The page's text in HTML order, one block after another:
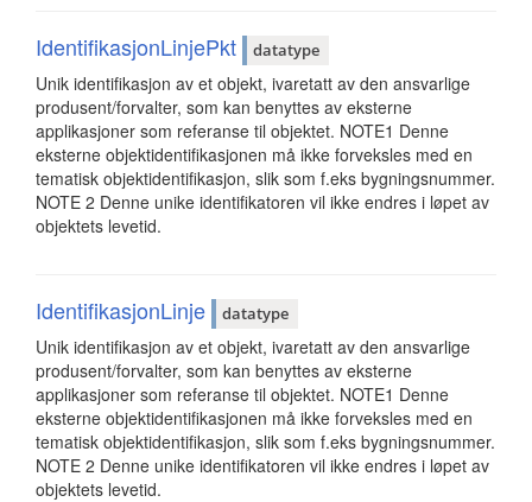
IdentifikasjonLinjePkt datatype
Unik identifikasjon av et objekt, ivaretatt av den ansvarlige
produsent/forvalter, som kan benyttes av eksterne
applikasjoner som referanse til objektet. NOTE1 Denne
eksterne objektidentifikasjonen må ikke forveksles med en
tematisk objektidentifikasjon, slik som f.eks bygningsnummer.
NOTE 2 Denne unike identifikatoren vil ikke endres i løpet av
objektets levetid.
IdentifikasjonLinje datatype
Unik identifikasjon av et objekt, ivaretatt av den ansvarlige
produsent/forvalter, som kan benyttes av eksterne
applikasjoner som referanse til objektet. NOTE1 Denne
eksterne objektidentifikasjonen må ikke forveksles med en
tematisk objektidentifikasjon, slik som f.eks bygningsnummer.
NOTE 2 Denne unike identifikatoren vil ikke endres i løpet av
objektets levetid.